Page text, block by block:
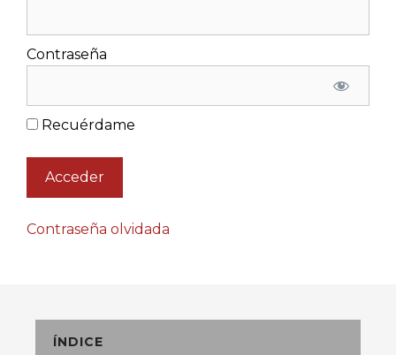
Contraseña
Recuérdame
Contraseña olvidada
ÍNDICE